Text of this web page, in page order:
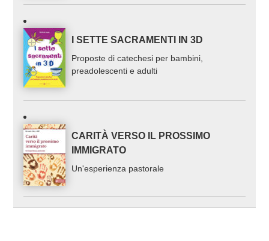
I SETTE SACRAMENTI IN 3D
Proposte di catechesi per bambini,
preadolescenti e adulti
CARITÀ VERSO IL PROSSIMO
IMMIGRATO
Un'esperienza pastorale